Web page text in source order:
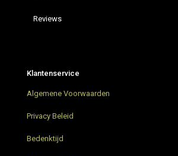
Reviews
AGU Venture Extreme Green
Grunnduro Gravel Bikepacking weekend
Bikepacking trip in Nederland
Klantenservice
Algemene Voorwaarden
Privacy Beleid
Bedenktijd